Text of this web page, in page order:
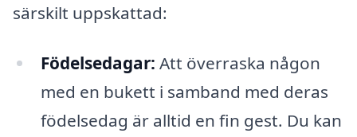
särskilt uppskattad:
Födelsedagar: Att överraska någon
med en bukett i samband med deras
födelsedag är alltid en fin gest. Du kan